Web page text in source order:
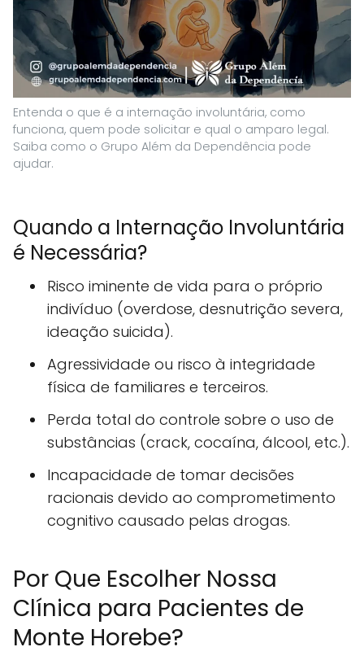
Entenda o que é a internação involuntária, como
funciona, quem pode solicitar e qual o amparo legal.
Saiba como o Grupo Além da Dependência pode
ajudar.
Quando a Internação Involuntária
é Necessária?
Risco iminente de vida para o próprio
indivíduo (overdose, desnutrição severa,
ideação suicida).
Agressividade ou risco à integridade
física de familiares e terceiros.
Perda total do controle sobre o uso de
substâncias (crack, cocaína, álcool, etc.).
Incapacidade de tomar decisões
racionais devido ao comprometimento
cognitivo causado pelas drogas.
Por Que Escolher Nossa
Clínica para Pacientes de
Monte Horebe?